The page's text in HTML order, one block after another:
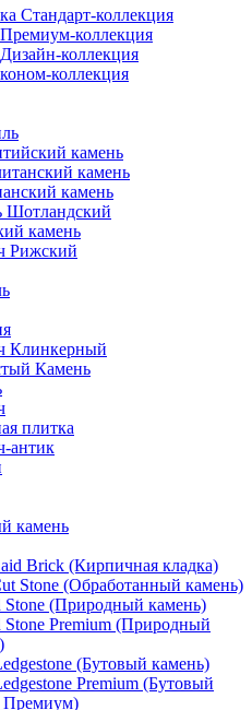
Стандарт-коллекция
коллекция
коллекция
коллекция
камень
камень
камень
Шотландский
камень
Рижский
Клинкерный
Камень
плитка
антик
камень
Brick (Кирпичная кладка)
Stone (Обработанный камень)
Stone (Природный камень)
Stone Premium (Природный
(Бутовый камень)
Premium (Бутовый
Премиум)